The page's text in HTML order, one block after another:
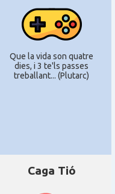
Que la vida son quatre
dies, i 3 te'ls passes
treballant... (Plutarc)
Caga Tió